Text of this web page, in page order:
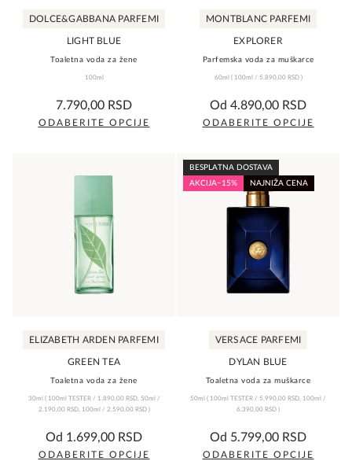
DOLCE&GABBANA PARFEMI
LIGHT BLUE
Toaletna voda za žene
100ml
0,0
rating
7.790,00 RSD
ODABERITE OPCIJE
ima
varijanti.
Opcije
mogu
biti
stranici
proizvoda.
MONTBLANC PARFEMI
EXPLORER
Parfemska voda za muškarce
60ml ( 100ml / 5.890,00 RSD)
5,0
rating
Od 4.890,00 RSD
ODABERITE OPCIJE
proizvod
ima
više
varijanti.
Opcije
mogu
biti
stranici
proizvoda.
ELIZABETH ARDEN PARFEMI
GREEN TEA
Toaletna voda za žene
30ml ( 100ml TESTER / 1.890,00 RSD, 50ml /
2.190,00 RSD, 100ml / 2.590,00 RSD)
0,0
rating
Od 1.699,00 RSD
ODABERITE OPCIJE
BESPLATNA DOSTAVA
AKCIJA−15% NAJNIŽA CENA
VERSACE PARFEMI
DYLAN BLUE
Toaletna voda za muškarce
50ml ( 100ml TESTER / 5.990,00 RSD, 100ml /
6.390,00 RSD
0,0
rating
Od 5.799,00 RSD
ODABERITE OPCIJE